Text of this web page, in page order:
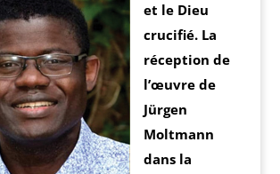
et le Dieu
crucifié. La
réception de
l’œuvre de
Jürgen
Moltmann
dans la